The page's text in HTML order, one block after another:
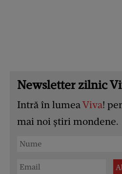
Newsletter zilnic
Intră în lumeaViva!
mai noi știri mondene.